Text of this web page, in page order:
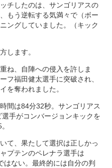
チしたのは、サンゴリアスの
もう逆転する気満々で（ボー
ングしていました。（キック
します。
ね、自陣への侵入を許しま
フ福田健太選手に突破され、
を奪われました。
間は84分32秒。サンゴリアス
手がコンバージョンキックを
て、果たして選択は正しかっ
プテンのペレナラ選手は
はない。最終的には自分の判